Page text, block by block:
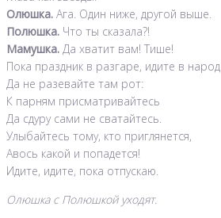
Олюшка. Ага. Один ниже, другой выше.
Полюшка. Что ты сказала?!
Мамушка. Да хватит вам! Тише!
Пока праздник в разгаре, идите в народ
Да не разевайте там рот:
К парням присматривайтесь
Да сдуру сами не сватайтесь.
Улыбайтесь тому, кто приглянется,
Авось какой и попадется!
Идите, идите, пока отпускаю.
Олюшка с Полюшкой уходят.